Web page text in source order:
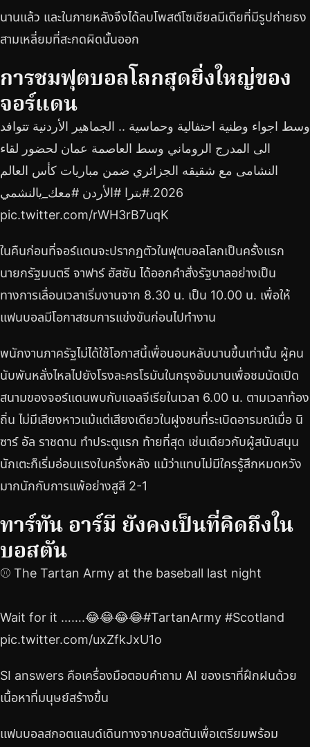
นานแล้ว และในภายหลังจึงได้ลบโพสต์โซเชียลมีเดียที่มีรูปถ่ายธง
สามเหลี่ยมที่สะกดผิดนั้นออก
การชมฟุตบอลโลกสุดยิ่งใหญ่ของ
จอร์แดน
وسط اجواء وطنية احتفالية وحماسية .. الجماهير الأردنية تتوافد
الى المدرج الروماني وسط العاصمة عمان لحضور لقاء
النشامى مع شقيقه الجزائري ضمن مباريات كأس العالم
2026.#بترا #الأردن #معك_يالنشمي
pic.twitter.com/rWH3rB7uqK
ในคืนก่อนที่จอร์แดนจะปรากฏตัวในฟุตบอลโลกเป็นครั้งแรก
นายกรัฐมนตรี จาฟาร์ ฮัสซัน ได้ออกคำสั่งรัฐบาลอย่างเป็น
ทางการเลื่อนเวลาเริ่มงานจาก 8.30 น. เป็น 10.00 น. เพื่อให้
แฟนบอลมีโอกาสชมการแข่งขันก่อนไปทำงาน
พนักงานภาครัฐไม่ได้ใช้โอกาสนี้เพื่อนอนหลับนานขึ้นเท่านั้น ผู้คน
นับพันหลั่งไหลไปยังโรงละครโรมันในกรุงอัมมานเพื่อชมนัดเปิด
สนามของจอร์แดนพบกับแอลจีเรียในเวลา 6.00 น. ตามเวลาท้อง
ถิ่น ไม่มีเสียงหาวแม้แต่เสียงเดียวในฝูงชนที่ระเบิดอารมณ์เมื่อ นิ
ซาร์ อัล ราชดาน ทำประตูแรก ท้ายที่สุด เช่นเดียวกับผู้สนับสนุน
นักเตะก็เริ่มอ่อนแรงในครึ่งหลัง แม้ว่าแทบไม่มีใครรู้สึกหมดหวัง
มากนักกับการแพ้อย่างสูสี 2-1
ทาร์ทัน อาร์มี ยังคงเป็นที่คิดถึงใน
บอสตัน
⚾️ The Tartan Army at the baseball last night
Wait for it …….😂😂😂😂#TartanArmy #Scotland
pic.twitter.com/uxZfkJxU1o
SI answers คือเครื่องมือตอบคำถาม AI ของเราที่ฝึกฝนด้วย
เนื้อหาที่มนุษย์สร้างขึ้น
แฟนบอลสกอตแลนด์เดินทางจากบอสตันเพื่อเตรียมพร้อม